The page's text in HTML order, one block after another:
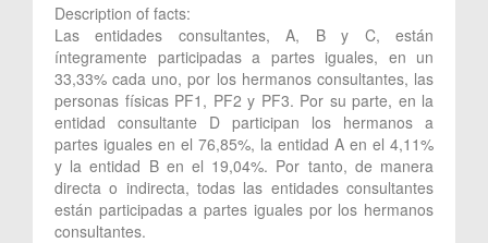
Description of facts:
Las entidades consultantes, A, B y C, están
íntegramente participadas a partes iguales, en un
33,33% cada uno, por los hermanos consultantes, las
personas físicas PF1, PF2 y PF3. Por su parte, en la
entidad consultante D participan los hermanos a
partes iguales en el 76,85%, la entidad A en el 4,11%
y la entidad B en el 19,04%. Por tanto, de manera
directa o indirecta, todas las entidades consultantes
están participadas a partes iguales por los hermanos
consultantes.